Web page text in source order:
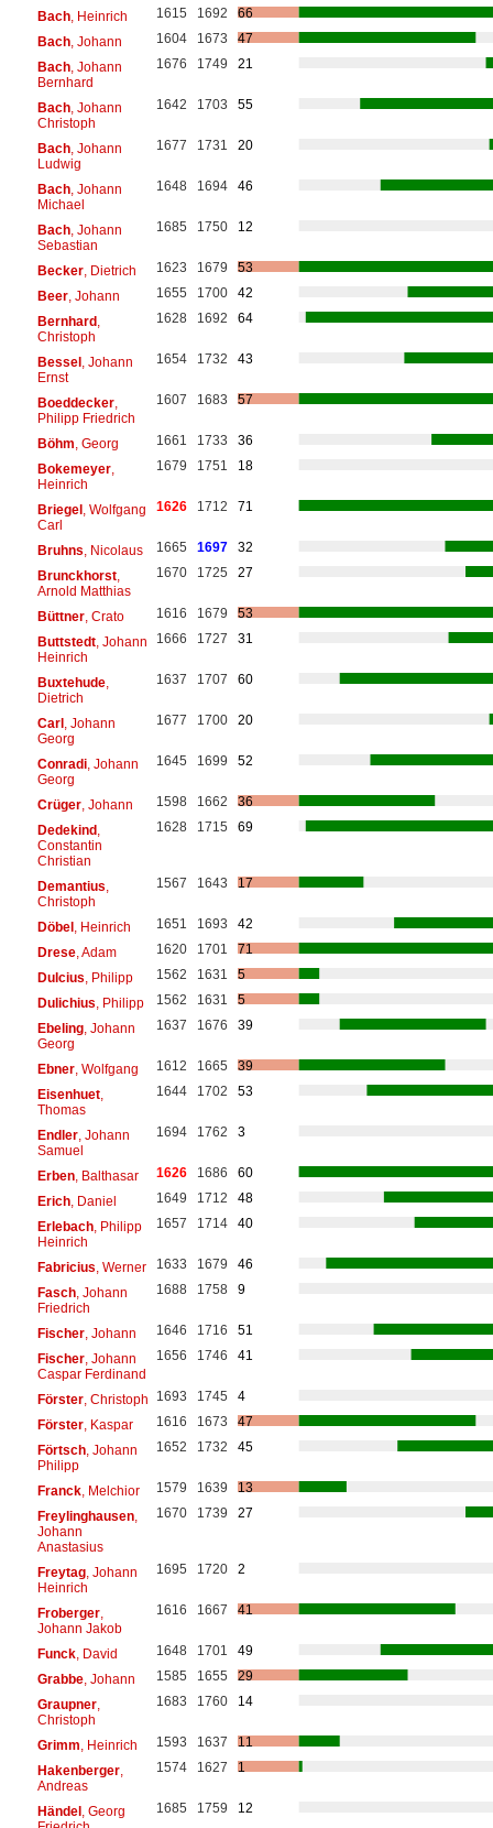
Bach, Heinrich 1615 1692
66
Bach, Johann 1604 1673
47
Bach, Johann
Bernhard
1676 1749 21
Bach, Johann
Christoph
1642 1703 55
Bach, Johann
Ludwig
1677 1731 20
Bach, Johann
Michael
1648 1694 46
Bach, Johann
Sebastian
1685 1750 12
Becker, Dietrich 1623 1679
53
Beer, Johann 1655 1700
42
Bernhard,
Christoph
1628 1692 64
Bessel, Johann
Ernst
1654 1732 43
Boeddecker,
Philipp Friedrich
1607 1683 57
Böhm , Georg 1661 1733
36
Bokemeyer,
Heinrich
1679 1751 18
Briegel, Wolfgang
Carl
1626 1712 71
Bruhns , Nicolaus 1665 1697
32
Brunckhorst,
Arnold Matthias
1670 1725 27
Büttner, Crato 1616 1679
53
Buttstedt, Johann
Heinrich
1666 1727 31
Buxtehude,
Dietrich
1637 1707 60
Carl, Johann
Georg
1677 1700 20
Conradi, Johann
Georg
1645 1699 52
Crüger, Johann 1598 1662
36
Dedekind,
Constantin
Christian
1628 1715 69
Demantius
Christoph
1567 1643 17
Döbel, Heinrich 1651 1693
42
Drese, Adam 1620 1701
71
Dulcius , Philipp 1562 1631
5
Dulichius , Philipp 1562 1631
5
Ebeling, Johann
Georg
1637 1676 39
Ebner, Wolfgang 1612 1665
39
Eisenhuet,
Thomas
1644 1702 53
Endler, Johann
Samuel
1694 1762 3
Erben, Balthasar 1626 1686
60
Erich, Daniel 1649 1712
48
Erlebach, Philipp
Heinrich
1657 1714 40
Fabricius , Werner 1633 1679
46
Fasch, Johann
Friedrich
1688 1758 9
Fischer, Johann 1646 1716
51
Fischer, Johann
Caspar Ferdinand
1656 1746 41
Förster, Christoph 1693 1745
4
Förster, Kaspar 1616 1673
47
Förtsch, Johann
Philipp
1652 1732 45
Franck, Melchior 1579 1639
13
Freylinghausen,
Johann
Anastasius
1670 1739 27
Freytag, Johann
Heinrich
1695 1720 2
Froberger,
Johann Jakob
1616 1667 41
Funck, David 1648 1701
49
Grabbe, Johann 1585 1655
29
Graupner,
Christoph
1683 1760 14
Grimm , Heinrich 1593 1637
11
Hakenberger,
Andreas
1574 1627 1
Händel, Georg
1685 1759 12